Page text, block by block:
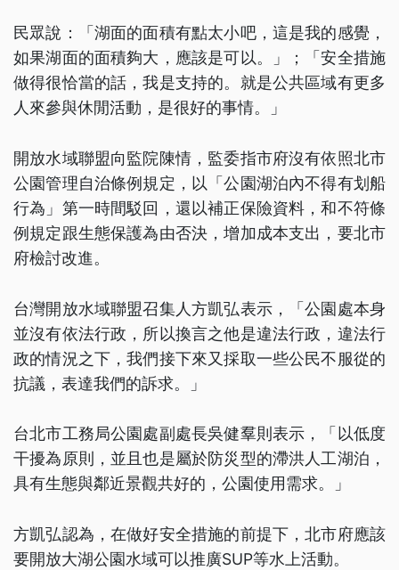
民眾說：「湖面的面積有點太小吧，這是我的感覺，
如果湖面的面積夠大，應該是可以。」；「安全措施
做得很恰當的話，我是支持的。就是公共區域有更多
人來參與休閒活動，是很好的事情。」
開放水域聯盟向監院陳情，監委指市府沒有依照北市
公園管理自治條例規定，以「公園湖泊內不得有划船
行為」第一時間駁回，還以補正保險資料，和不符條
例規定跟生態保護為由否決，增加成本支出，要北市
府檢討改進。
台灣開放水域聯盟召集人方凱弘表示，「公園處本身
並沒有依法行政，所以換言之他是違法行政，違法行
政的情況之下，我們接下來又採取一些公民不服從的
抗議，表達我們的訴求。」
台北市工務局公園處副處長吳健羣則表示，「以低度
干擾為原則，並且也是屬於防災型的滯洪人工湖泊，
具有生態與鄰近景觀共好的，公園使用需求。」
方凱弘認為，在做好安全措施的前提下，北市府應該
要開放大湖公園水域可以推廣SUP等水上活動。